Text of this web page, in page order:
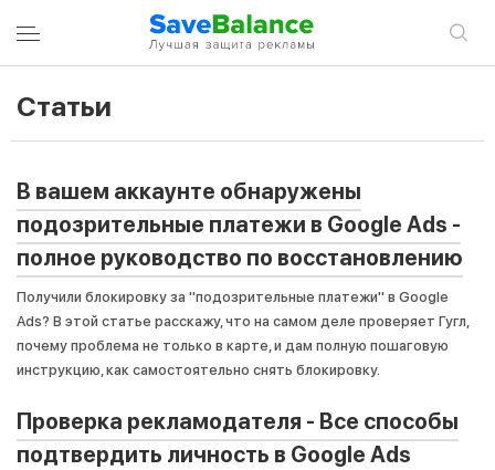
Статьи
В вашем аккаунте обнаружены
подозрительные платежи в Google Ads -
полное руководство по восстановлению
Получили блокировку за "подозрительные платежи" в Google
Ads? В этой статье расскажу, что на самом деле проверяет Гугл,
почему проблема не только в карте, и дам полную пошаговую
инструкцию, как самостоятельно снять блокировку.
Проверка рекламодателя - Все способы
подтвердить личность в Google Ads
ВОЙТИ В УЧЕТНУЮ ЗАПИСЬ
Вход
Email
Пароль
Запомнить меня